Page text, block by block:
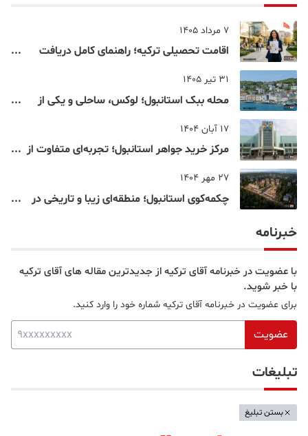
7 مرداد 1405
اقامت تحصیلی ترکیه؛ راهنمای کامل دریافت
31 تیر 1405
محله ببک استانبول؛ لوکس، ساحلی و یکی از
17 آبان 1404
مرکز خرید جواهر استانبول؛ تجربه‌ای متفاوت از
27 مهر 1404
چکمه‌کوی استانبول؛ منطقه‌ای زیبا و تاریخی در
خبرنامه
با عضویت در خبرنامه آقای ترکیه از جدیدترین مقاله های آقای ترکیه
با خبر شوید.
برای عضویت در خبرنامه آقای ترکیه شماره خود را وارد کنید.
عضویت
تبلیغات
بستن تبلیغ